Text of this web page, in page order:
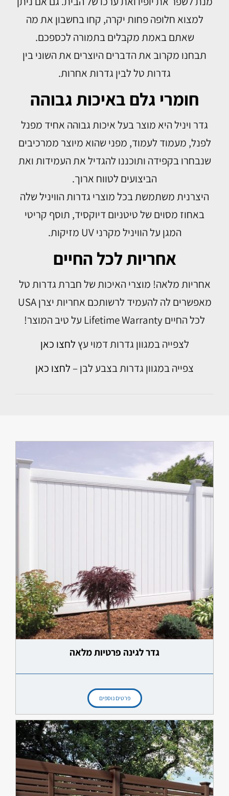
למצוא חלופה פחות יקרה, קחו בחשבון את מה
שאתם באמת מקבלים בתמורה לכספכם.
תבחנו מקרוב את הדברים היוצרים את השוני בין
גדרות טל לבין גדרות אחרות.
חומרי גלם באיכות גבוהה
גדר ויניל היא מוצר בעל איכות גבוהה אחיד מפנל
לפנל, מעמוד לעמוד, מפני שהוא מיוצר ממרכיבים
שנבחרו בקפידה ותוכננו להגדיל את העמידות ואת
הביצועים לטווח ארוך.
היצרנית משתמשת בכל מוצרי גדרות הוויניל שלה
באחוז מסוים של טיטניום דיוקסיד, תוסף קריטי
המגן על הוויניל מקרני UV מזיקות.
אחריות לכל החיים
אחריות מלאה! מוצרי האיכות של חברת גדרות טל
מאפשרים לה להעמיד לרשותכם אחריות יצרן USA
לכל החיים Lifetime Warranty על טיב המוצר!
לצפייה במגוון גדרות דמוי עץ לחצו כאן
צפייה במגוון גדרות בצבע לבן –לחצו כאן
גדר לגינה פרטיות מלאה
פרטים נוספים